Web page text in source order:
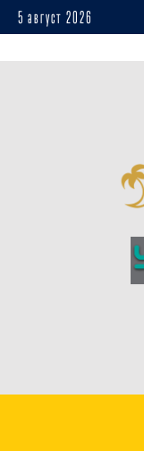
5 август 2026